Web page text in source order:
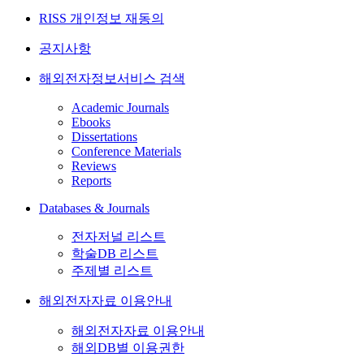
RISS 개인정보 재동의
공지사항
해외전자정보서비스 검색
Academic Journals
Ebooks
Dissertations
Conference Materials
Reviews
Reports
Databases & Journals
전자저널 리스트
학술DB 리스트
주제별 리스트
해외전자자료 이용안내
해외전자자료 이용안내
해외DB별 이용권한